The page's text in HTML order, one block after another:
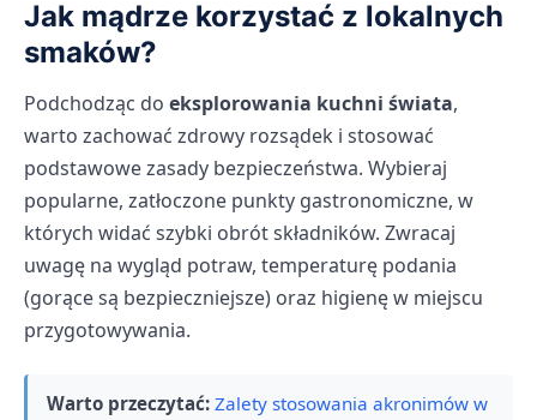
Jak mądrze korzystać z lokalnych
smaków?
Podchodząc do eksplorowania kuchni świata,
warto zachować zdrowy rozsądek i stosować
podstawowe zasady bezpieczeństwa. Wybieraj
popularne, zatłoczone punkty gastronomiczne, w
których widać szybki obrót składników. Zwracaj
uwagę na wygląd potraw, temperaturę podania
(gorące są bezpieczniejsze) oraz higienę w miejscu
przygotowywania.
Warto przeczytać: Zalety stosowania akronimów w